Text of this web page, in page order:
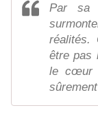
Par sa
réalités.
être pas
le cœur